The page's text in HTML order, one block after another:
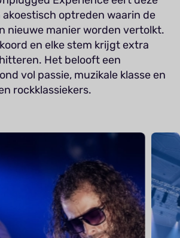
optreden waarin de
nieuwe manier worden vertolkt.
en elke stem krijgt extra
Het belooft een
vol passie, muzikale klasse en
rockklassiekers.